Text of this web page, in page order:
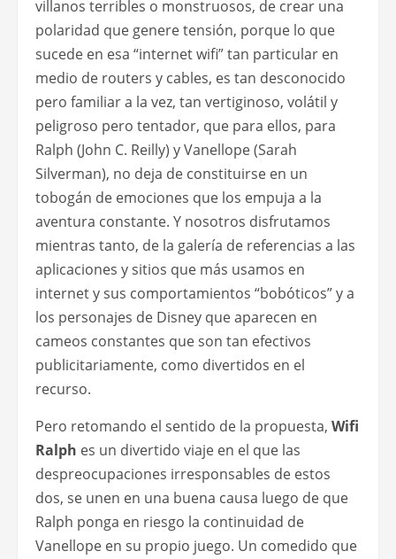
villanos terribles o monstruosos, de crear una
polaridad que genere tensión, porque lo que
sucede en esa “internet wifi” tan particular en
medio de routers y cables, es tan desconocido
pero familiar a la vez, tan vertiginoso, volátil y
peligroso pero tentador, que para ellos, para
Ralph (John C. Reilly) y Vanellope (Sarah
Silverman), no deja de constituirse en un
tobogán de emociones que los empuja a la
aventura constante. Y nosotros disfrutamos
mientras tanto, de la galería de referencias a las
aplicaciones y sitios que más usamos en
internet y sus comportamientos “bobóticos” y a
los personajes de Disney que aparecen en
cameos constantes que son tan efectivos
publicitariamente, como divertidos en el
recurso.
Pero retomando el sentido de la propuesta, Wifi
Ralph es un divertido viaje en el que las
despreocupaciones irresponsables de estos
dos, se unen en una buena causa luego de que
Ralph ponga en riesgo la continuidad de
Vanellope en su propio juego. Un comedido que